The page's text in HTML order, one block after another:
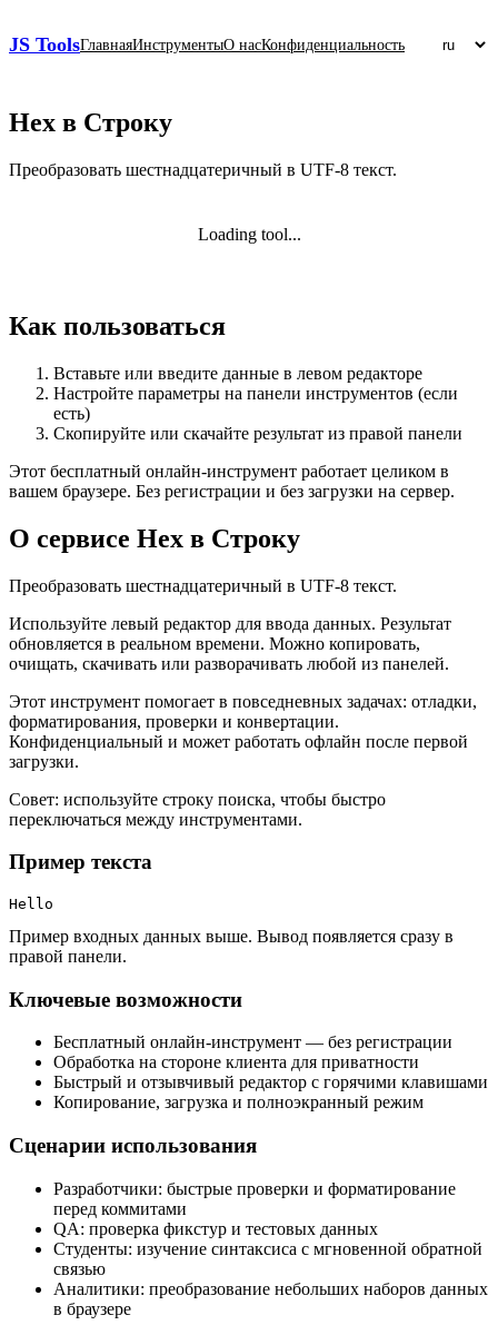
JS ToolsГлавнаяИнструментыО насКонфиденциальность
Hex в Строку
Преобразовать шестнадцатеричный в UTF‑8 текст.
Loading tool...
Как пользоваться
Вставьте или введите данные в левом редакторе
Настройте параметры на панели инструментов (если
есть)
Скопируйте или скачайте результат из правой панели
Этот бесплатный онлайн‑инструмент работает целиком в
вашем браузере. Без регистрации и без загрузки на сервер.
О сервисе Hex в Строку
Преобразовать шестнадцатеричный в UTF‑8 текст.
Используйте левый редактор для ввода данных. Результат
обновляется в реальном времени. Можно копировать,
очищать, скачивать или разворачивать любой из панелей.
Этот инструмент помогает в повседневных задачах: отладки,
форматирования, проверки и конвертации.
Конфиденциальный и может работать офлайн после первой
загрузки.
Совет: используйте строку поиска, чтобы быстро
переключаться между инструментами.
Пример текста
Hello
Пример входных данных выше. Вывод появляется сразу в
правой панели.
Ключевые возможности
Бесплатный онлайн‑инструмент — без регистрации
Обработка на стороне клиента для приватности
Быстрый и отзывчивый редактор с горячими клавишами
Копирование, загрузка и полноэкранный режим
Сценарии использования
Разработчики: быстрые проверки и форматирование
перед коммитами
QA: проверка фикстур и тестовых данных
Студенты: изучение синтаксиса с мгновенной обратной
связью
Аналитики: преобразование небольших наборов данных
в браузере